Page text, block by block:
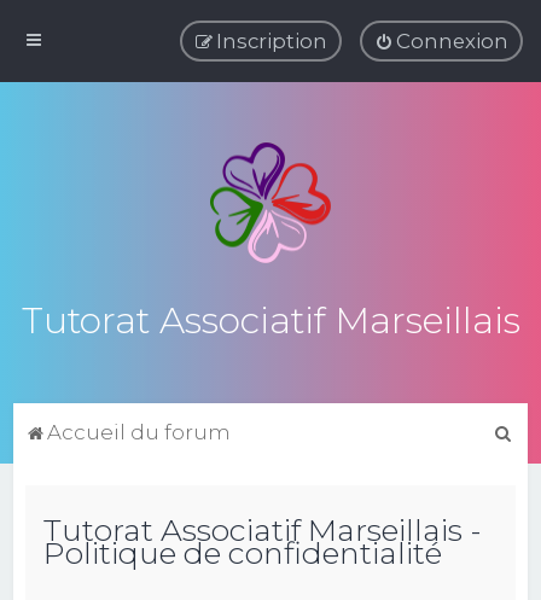
Connexion
Inscription
Tutorat Associatif Marseillais
Accueil du forum
Tutorat Associatif Marseillais -
Politique de confidentialité